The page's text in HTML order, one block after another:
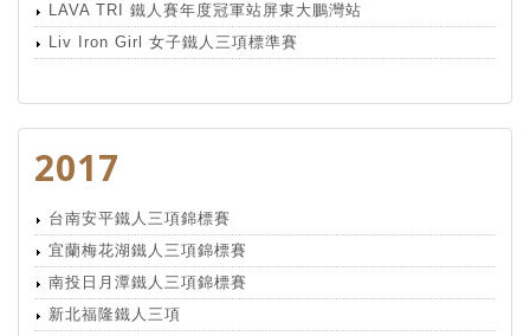
LAVA TRI 鐵人賽年度冠軍站屏東大鵬灣站
Liv Iron Girl 女子鐵人三項標準賽
2017
台南安平鐵人三項錦標賽
宜蘭梅花湖鐵人三項錦標賽
南投日月潭鐵人三項錦標賽
新北福隆鐵人三項